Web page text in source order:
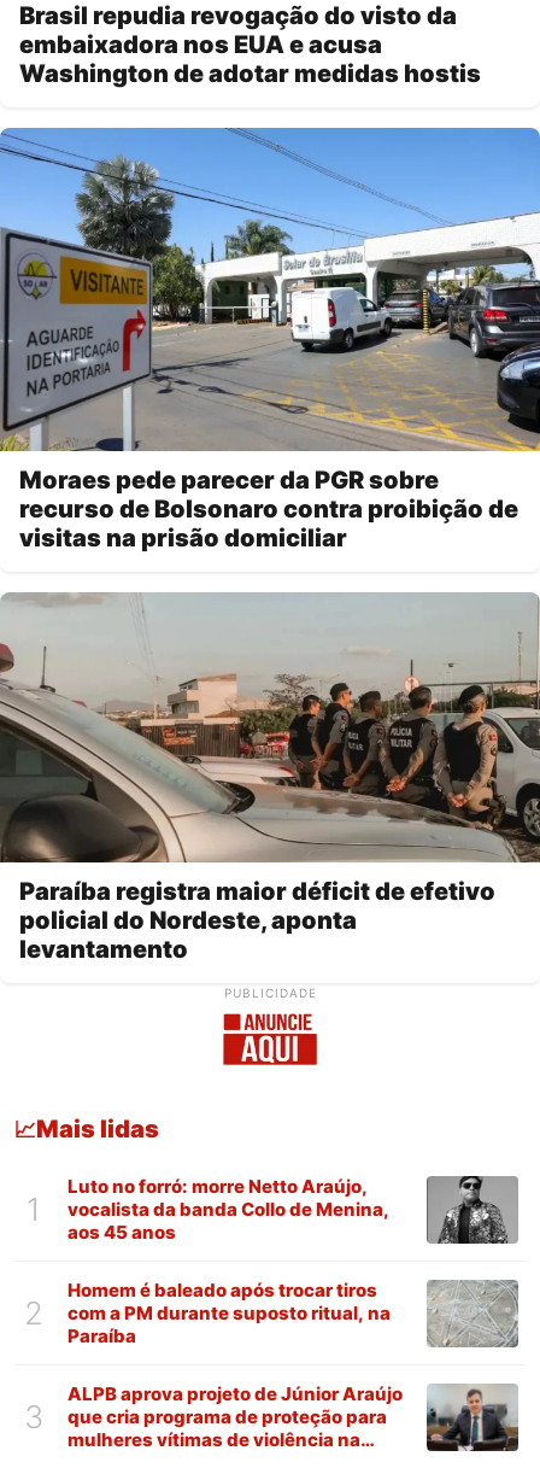
Brasil repudia revogação do visto da
embaixadora nos EUA e acusa
Washington de adotar medidas hostis
Moraes pede parecer da PGR sobre
recurso de Bolsonaro contra proibição de
visitas na prisão domiciliar
Paraíba registra maior déficit de efetivo
policial do Nordeste, aponta
levantamento
PUBLICIDADE
📈Mais lidas
1
Luto no forró: morre Netto Araújo,
vocalista da banda Collo de Menina,
aos 45 anos
2
Homem é baleado após trocar tiros
com a PM durante suposto ritual, na
Paraíba
3
ALPB aprova projeto de Júnior Araújo
que cria programa de proteção para
mulheres vítimas de violência na